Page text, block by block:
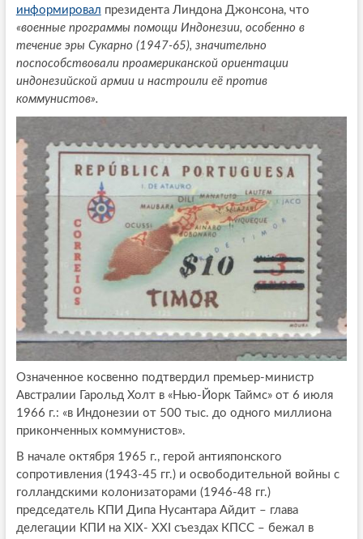
информировал президента Линдона Джонсона, что
«военные программы помощи Индонезии, особенно в
течение эры Сукарно (1947-65), значительно
поспособствовали проамериканской ориентации
индонезийской армии и настроили её против
коммунистов».
Означенное косвенно подтвердил премьер-министр
Австралии Гарольд Холт в «Нью-Йорк Таймс» от 6 июля
1966 г.: «в Индонезии от 500 тыс. до одного миллиона
приконченных коммунистов».
В начале октября 1965 г., герой антияпонского
сопротивления (1943-45 гг.) и освободительной войны с
голландскими колонизаторами (1946-48 гг.)
председатель КПИ Дипа Нусантара Айдит – глава
делегации КПИ на XIX- XXI съездах КПСС – бежал в